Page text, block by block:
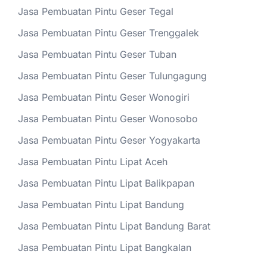
Jasa Pembuatan Pintu Geser Tegal
Jasa Pembuatan Pintu Geser Trenggalek
Jasa Pembuatan Pintu Geser Tuban
Jasa Pembuatan Pintu Geser Tulungagung
Jasa Pembuatan Pintu Geser Wonogiri
Jasa Pembuatan Pintu Geser Wonosobo
Jasa Pembuatan Pintu Geser Yogyakarta
Jasa Pembuatan Pintu Lipat Aceh
Jasa Pembuatan Pintu Lipat Balikpapan
Jasa Pembuatan Pintu Lipat Bandung
Jasa Pembuatan Pintu Lipat Bandung Barat
Jasa Pembuatan Pintu Lipat Bangkalan